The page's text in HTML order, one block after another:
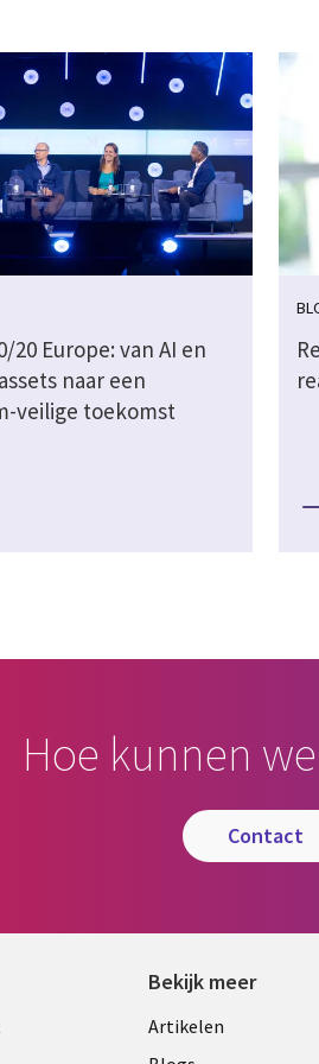
20 Europe: van AI en
naar een
veilige toekomst
Hoe kunnen
contact
Bekijk meer
Library
Artikelen